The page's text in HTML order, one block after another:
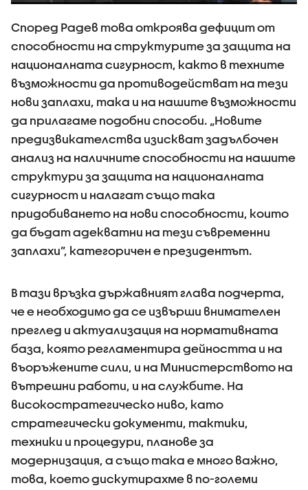
Според Радев това откроява дефицит от
способности на структурите за защита на
националната сигурност, както в техните
възможности да противодействат на тези
нови заплахи, така и на нашите възможности
да прилагаме подобни способи. „Новите
предизвикателства изискват задълбочен
анализ на наличните способности на нашите
структури за защита на националната
сигурност и налагат също така
придобиването на нови способности, които
да бъдат адекватни на тези съвременни
заплахи”, категоричен е президентът.
В тази връзка държавният глава подчерта,
че е необходимо да се извърши внимателен
преглед и актуализация на нормативната
база, която регламентира дейността и на
въоръжените сили, и на Министерството на
вътрешни работи, и на службите. На
високостратегическо ниво, като
стратегически документи, тактики,
техники и процедури, планове за
модернизация, а също така е много важно,
това, което дискутирахме в по-големи